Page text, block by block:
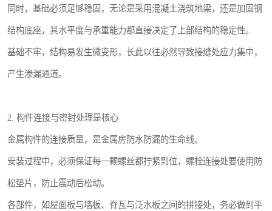
同时，基础必须足够稳固，无论是采用混凝土浇筑地梁，还是加固钢
结构底座，其水平度与承重能力都直接决定了上部结构的稳定性。
基础不牢，结构易发生微变形，长此以往必然导致接缝处应力集中，
产生渗漏通道。
2. 构件连接与密封处理是核心
金属构件的连接质量，是金属房防水防漏的生命线。
安装过程中，必须保证每一颗螺丝都拧紧到位，螺栓连接处要使用防
松垫片，防止震动后松动。
各部件，如屋面板与墙板、脊瓦与泛水板之间的拼接处，务必做到平